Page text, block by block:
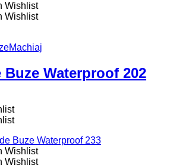
Wishlist
Wishlist
Machiaj
Buze Waterproof 202
Wishlist
Wishlist